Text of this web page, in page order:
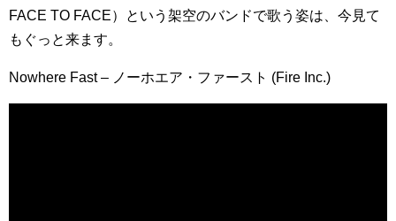
FACE TO FACE）という架空のバンドで歌う姿は、今見て
もぐっと来ます。
Nowhere Fast – ノーホエア・ファースト (Fire Inc.)